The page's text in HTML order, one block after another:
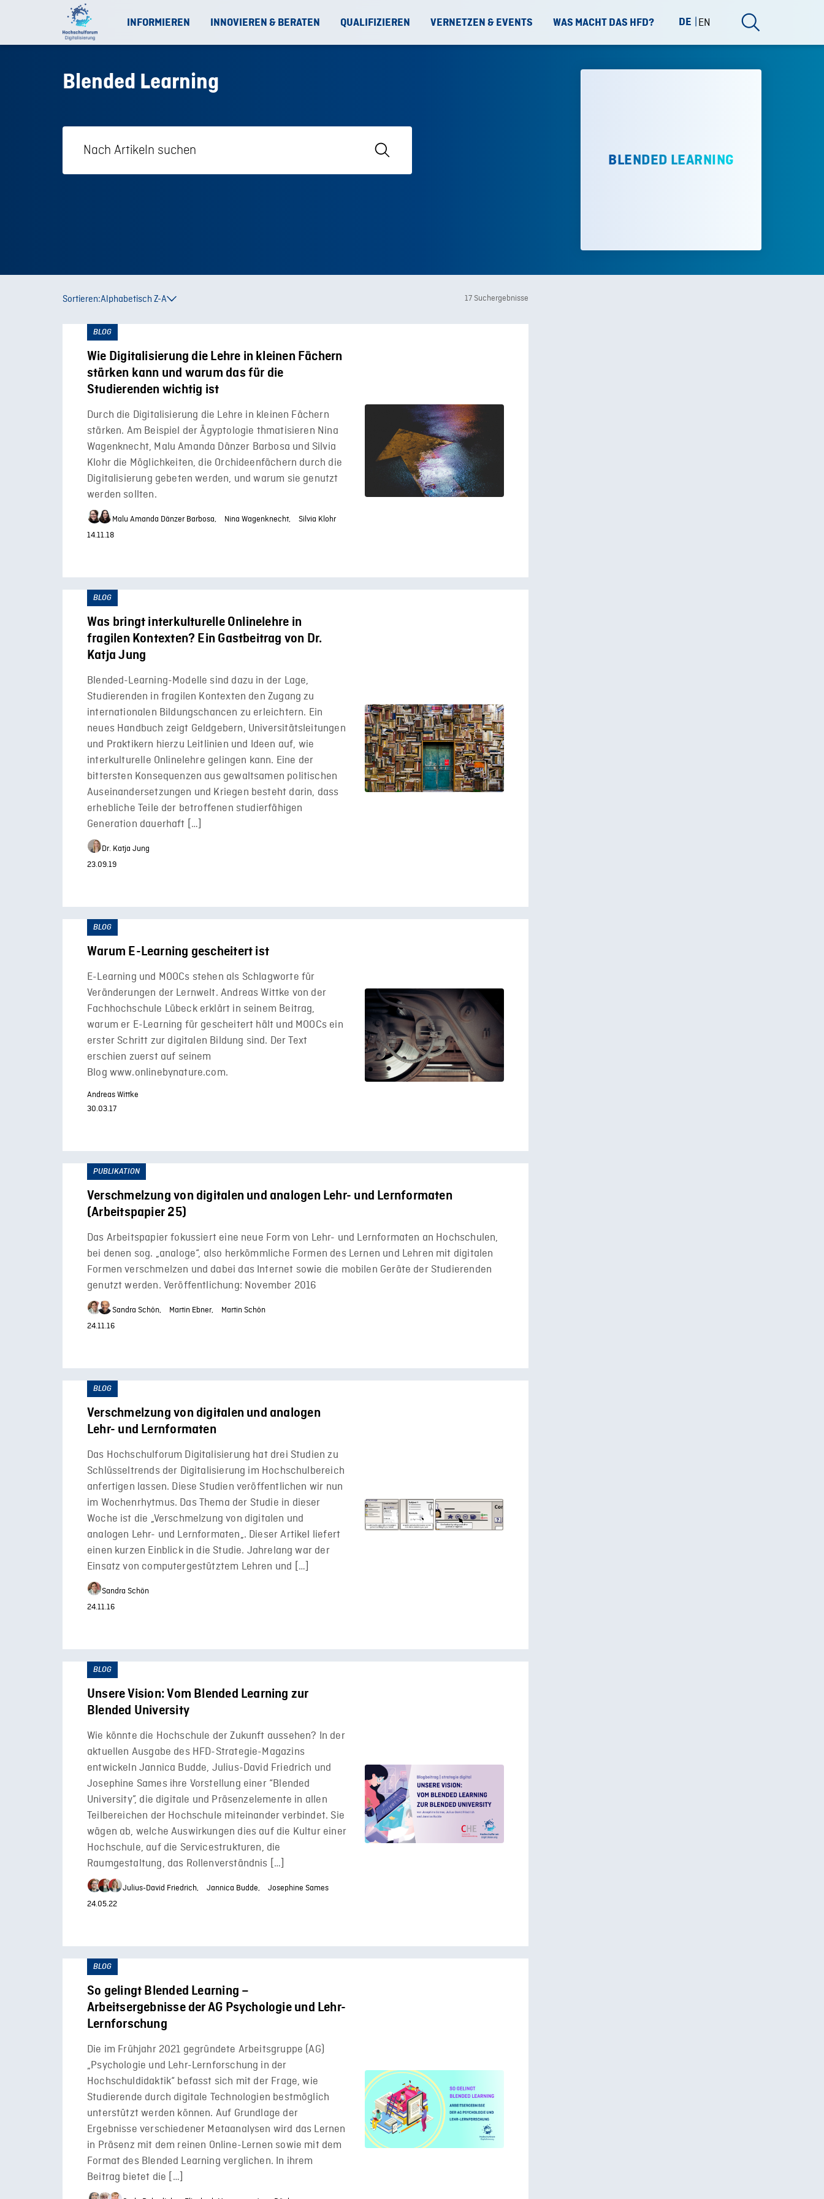
INFORMIEREN INNOVIEREN & BERATEN QUALIFIZIEREN VERNETZEN & EVENTS WAS MACHT DAS HFD? DE EN
Blended Learning
BLENDED LEARNING
Sortieren:Alphabetisch Z-A 17 Suchergebnisse
BLOG
Wie Digitalisierung die Lehre in kleinen Fächern
stärken kann und warum das für die
Studierenden wichtig ist
Durch die Digitalisierung die Lehre in kleinen Fächern
stärken. Am Beispiel der Ägyptologie thmatisieren Nina
Wagenknecht, Malu Amanda Dänzer Barbosa und Silvia
Klohr die Möglichkeiten, die Orchideenfächern durch die
Digitalisierung gebeten werden, und warum sie genutzt
werden sollten.
Malu Amanda Dänzer Barbosa, Nina Wagenknecht,
Silvia Klohr
14.11.18
BLOG
Was bringt interkulturelle Onlinelehre in
fragilen Kontexten? Ein Gastbeitrag von Dr.
Katja Jung
Blended-Learning-Modelle sind dazu in der Lage,
Studierenden in fragilen Kontexten den Zugang zu
internationalen Bildungschancen zu erleichtern. Ein
neues Handbuch zeigt Geldgebern, Universitätsleitungen
und Praktikern hierzu Leitlinien und Ideen auf, wie
interkulturelle Onlinelehre gelingen kann. Eine der
bittersten Konsequenzen aus gewaltsamen politischen
Auseinandersetzungen und Kriegen besteht darin, dass
erhebliche Teile der betroffenen studierfähigen
Generation dauerhaft […]
Dr. Katja Jung
23.09.19
BLOG
Warum E-Learning gescheitert ist
E-Learning und MOOCs stehen als Schlagworte für
Veränderungen der Lernwelt. Andreas Wittke von der
Fachhochschule Lübeck erklärt in seinem Beitrag,
warum er E-Learning für gescheitert hält und MOOCs ein
erster Schritt zur digitalen Bildung sind. Der Text
erschien zuerst auf seinem
Blog www.onlinebynature.com.
Andreas Wittke
30.03.17
PUBLIKATION
Verschmelzung von digitalen und analogen Lehr- und Lernformaten
(Arbeitspapier 25)
Das Arbeitspapier fokussiert eine neue Form von Lehr- und Lernformaten an Hochschulen,
bei denen sog. „analoge“, also herkömmliche Formen des Lernen und Lehren mit digitalen
Formen verschmelzen und dabei das Internet sowie die mobilen Geräte der Studierenden
genutzt werden. Veröffentlichung: November 2016
Sandra Schön, Martin Ebner,
Martin Schön
24.11.16
BLOG
Verschmelzung von digitalen und analogen
Lehr- und Lernformaten
Das Hochschulforum Digitalisierung hat drei Studien zu
Schlüsseltrends der Digitalisierung im Hochschulbereich
anfertigen lassen. Diese Studien veröffentlichen wir nun
im Wochenrhytmus. Das Thema der Studie in dieser
Woche ist die „Verschmelzung von digitalen und
analogen Lehr- und Lernformaten„. Dieser Artikel liefert
einen kurzen Einblick in die Studie. Jahrelang war der
Einsatz von computergestütztem Lehren und […]
Sandra Schön
24.11.16
BLOG
Unsere Vision: Vom Blended Learning zur
Blended University
Wie könnte die Hochschule der Zukunft aussehen? In der
aktuellen Ausgabe des HFD-Strategie-Magazins
entwickeln Jannica Budde, Julius-David Friedrich und
Josephine Sames ihre Vorstellung einer “Blended
University”, die digitale und Präsenzelemente in allen
Teilbereichen der Hochschule miteinander verbindet. Sie
wägen ab, welche Auswirkungen dies auf die Kultur einer
Hochschule, auf die Servicestrukturen, die
Raumgestaltung, das Rollenverständnis […]
Julius-David Friedrich, Jannica Budde,
Josephine Sames
24.05.22
BLOG
So gelingt Blended Learning –
Arbeitsergebnisse der AG Psychologie und Lehr-
Lernforschung
Die im Frühjahr 2021 gegründete Arbeitsgruppe (AG)
„Psychologie und Lehr-Lernforschung in der
Hochschuldidaktik“ befasst sich mit der Frage, wie
Studierende durch digitale Technologien bestmöglich
unterstützt werden können. Auf Grundlage der
Ergebnisse verschiedener Metaanalysen wird das Lernen
in Präsenz mit dem reinen Online-Lernen sowie mit dem
Format des Blended Learning verglichen. In ihrem
Beitrag bietet die […]